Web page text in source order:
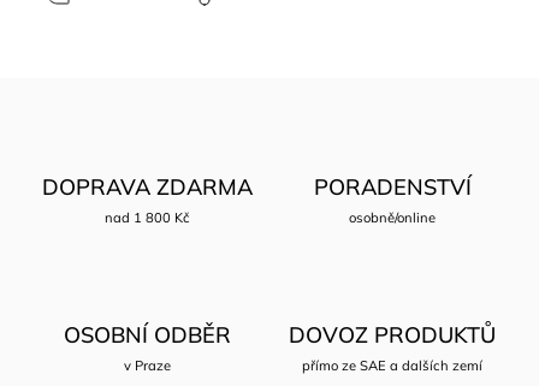
DOPRAVA ZDARMA
nad 1 800 Kč
PORADENSTVÍ
osobně/online
OSOBNÍ ODBĚR
v Praze
DOVOZ PRODUKTŮ
přímo ze SAE a dalších zemí